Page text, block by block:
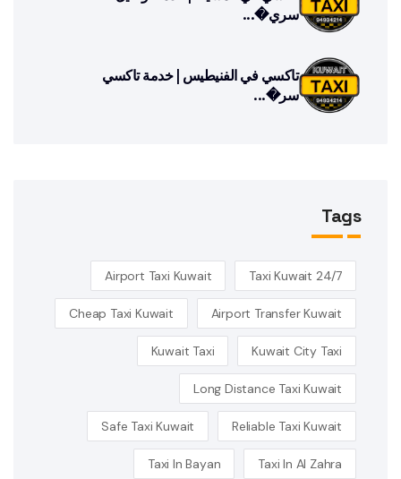
سري�...
تاكسي في الفنيطيس | خدمة تاكسي
سر�...
Tags
24/7 Taxi Kuwait
Airport Taxi Kuwait
Airport Transfer Kuwait
Cheap Taxi Kuwait
Kuwait City Taxi
Kuwait Taxi
Long Distance Taxi Kuwait
Reliable Taxi Kuwait
Safe Taxi Kuwait
Taxi In Al Zahra
Taxi In Bayan